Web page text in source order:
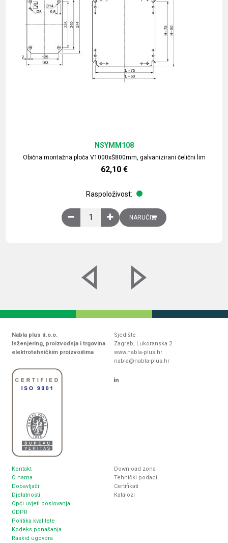
Obična montažna ploča V1000xŠ800mm, galvanizirani čelični lim
NSYMM108
62,10 €
Raspoloživost:
Obična montažna ploča V1000xŠ800mm,
NARUČI
Nabla plus d.o.o.
Inženjering, proizvodnja i trgovina
elektrotehničkim proizvodima
Sjedište
Zagreb, Lukoranska 2
www.nabla-plus.hr
nabla@nabla-plus.hr
Kontakt
O nama
Dobavljači
Djelatnosti
Opći uvjeti poslovanja
GDPR
Politika kvalitete
Kodeks ponašanja
Raskid ugovora
Download zona
Tehnički podaci
Certifikati
Katalozi